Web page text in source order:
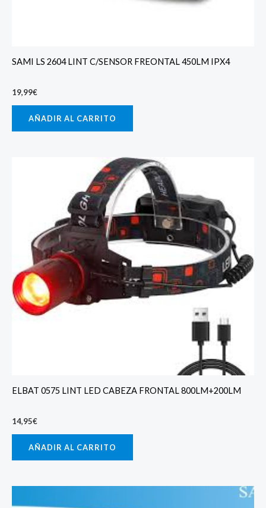
SAMI LS 2604 LINT C/SENSOR FREONTAL 450LM IPX4
19,99€
AÑADIR AL CARRITO
ELBAT 0575 LINT LED CABEZA FRONTAL 800LM+200LM
14,95€
AÑADIR AL CARRITO